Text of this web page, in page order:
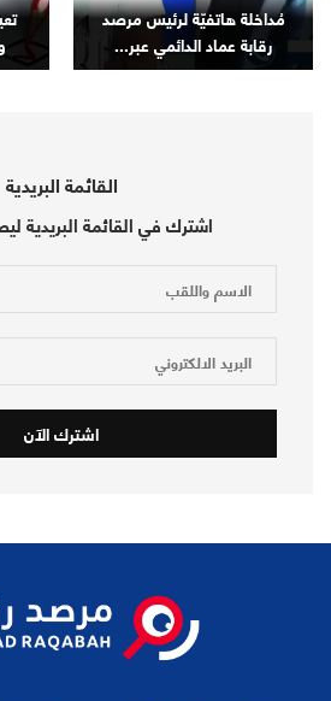
مُداخلة هاتفيّة لرئيس مرصد
رقابة عماد الدائمي عبر...
القائمة البريدية
اشترك في القائمة البريدية